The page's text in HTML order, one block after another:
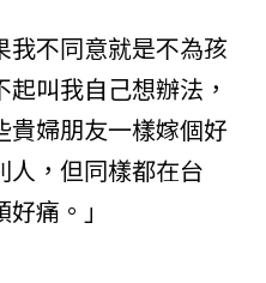
我不同意就是不為孩
叫我自己想辦法，
貴婦朋友一樣嫁個好
人，但同樣都在台
痛。」